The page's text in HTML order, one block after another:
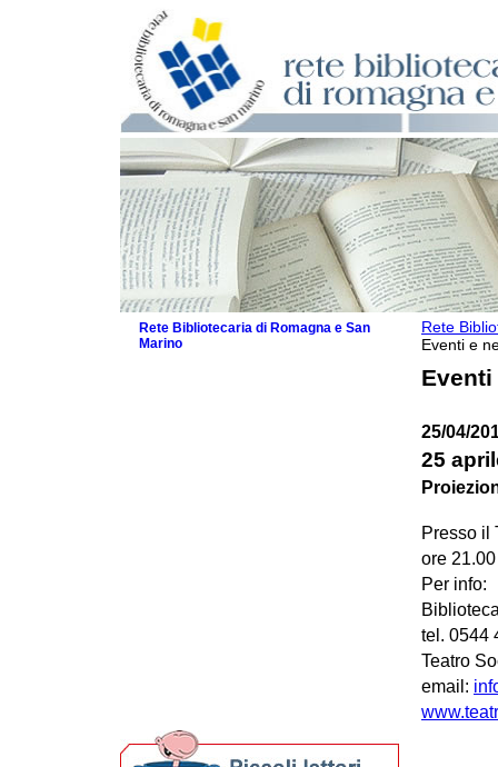
Rete
Eventi e
Eventi
25/04/
25
Presso il
ore
Per info:
tel. 0544
Teatro
email:
Rete Bibliotecaria di Romagna e San
Marino